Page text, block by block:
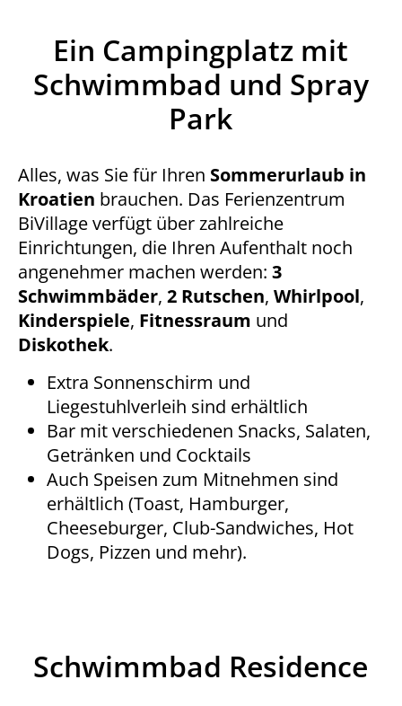
Ein Campingplatz mit
Schwimmbad und Spray
Park
Alles, was Sie für Ihren Sommerurlaub in
Kroatien brauchen. Das Ferienzentrum
BiVillage verfügt über zahlreiche
Einrichtungen, die Ihren Aufenthalt noch
angenehmer machen werden: 3
Schwimmbäder, 2 Rutschen, Whirlpool,
Kinderspiele, Fitnessraum und
Diskothek.
Extra Sonnenschirm und
Liegestuhlverleih sind erhältlich
Bar mit verschiedenen Snacks, Salaten,
Getränken und Cocktails
Auch Speisen zum Mitnehmen sind
erhältlich (Toast, Hamburger,
Cheeseburger, Club-Sandwiches, Hot
Dogs, Pizzen und mehr).
Schwimmbad Residence